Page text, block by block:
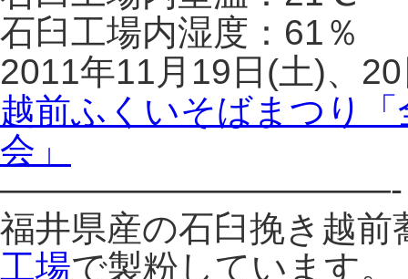
石臼工場内湿度：61％
2011年11月19日(土)、
越前ふくいそばまつり
会」
———————————-
福井県産の石臼挽き越前
工場で製粉しています。